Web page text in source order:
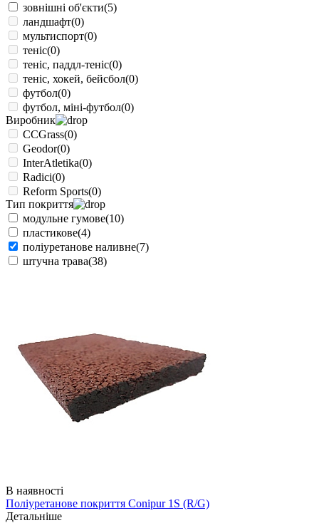
зовнішні об'єкти(5)
ландшафт(0)
мультиспорт(0)
теніс(0)
теніс, паддл-теніс(0)
теніс, хокей, бейсбол(0)
футбол(0)
футбол, міні-футбол(0)
Виробник
CCGrass(0)
Geodor(0)
InterAtletika(0)
Radici(0)
Reform Sports(0)
Тип покриття
модульне гумове(10)
пластикове(4)
поліуретанове наливне(7)
штучна трава(38)
В наявності
Поліуретанове покриття Conipur 1S (R/G)
Детальніше